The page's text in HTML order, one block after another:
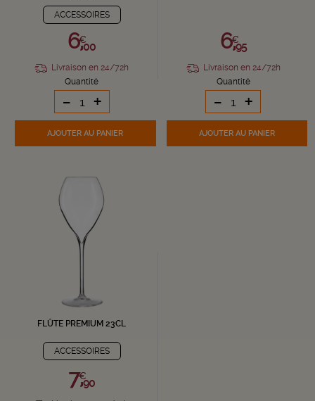
ACCESSOIRES
6,€
00
Livraison en 24/72h
Quantité
- +
AJOUTERAU PANIER
6,€
95
Livraison en 24/72h
Quantité
- +
AJOUTER AU PANIER
FLÛTE PREMIUM 23CL
ACCESSOIRES
7,€
90